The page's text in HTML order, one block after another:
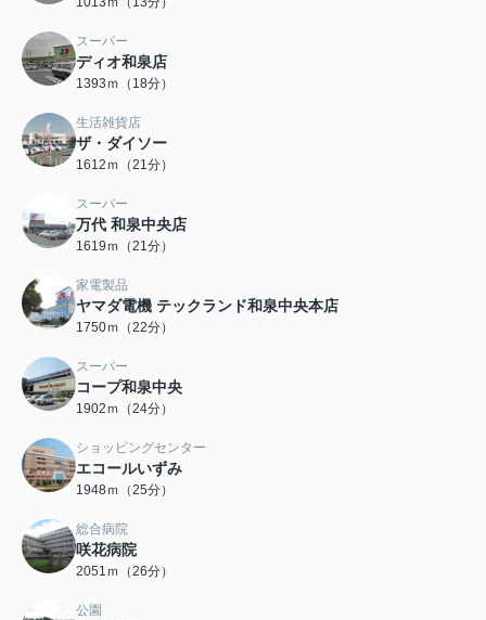
スーパー
ディオ和泉店
1393ｍ（18分）
生活雑貨店
ザ・ダイソー
1612ｍ（21分）
スーパー
万代 和泉中央店
1619ｍ（21分）
家電製品
ヤマダ電機 テックランド和泉中央本店
1750ｍ（22分）
スーパー
コープ和泉中央
1902ｍ（24分）
ショッピングセンター
エコールいずみ
1948ｍ（25分）
総合病院
咲花病院
2051ｍ（26分）
公園